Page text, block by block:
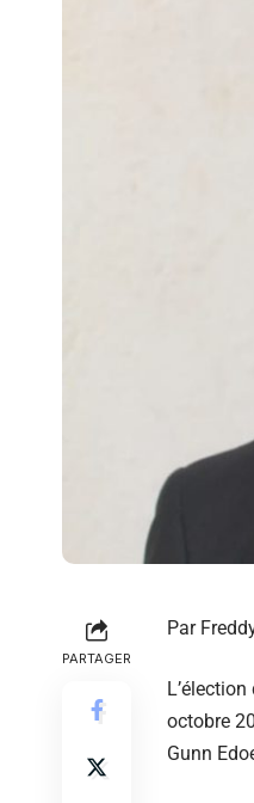
PARTAGER
Par
octobre
Gunn